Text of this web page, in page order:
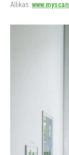
Allikas: